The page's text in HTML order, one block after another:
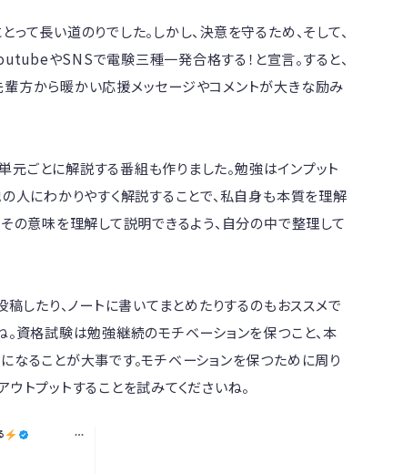
て長い道のりでした。しかし、決意を守るため、そして、
やSNSで電験三種一発合格する！と宣言。すると、
方から暖かい応援メッセージやコメントが大きな励み
ごとに解説する番組も作りました。勉強はインプット
人にわかりやすく解説することで、私自身も本質を理解
の意味を理解して説明できるよう、自分の中で整理して
したり、ノートに書いてまとめたりするのもおススメで
資格試験は勉強継続のモチベーションを保つこと、本
なることが大事です。モチベーションを保つために周り
トプットすることを試みてくださいね。